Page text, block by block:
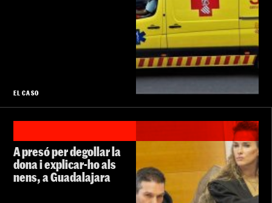
EL CASO
A presó per degollar la
dona i explicar-ho als
nens, a Guadalajara